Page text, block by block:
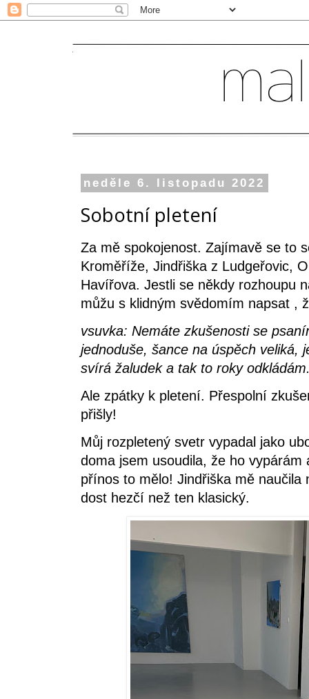
neděle 6. listopadu 2022
Sobotní pletení
Za mě spokojenost. Zajímavě se to
Kroměříže, Jindřiška z Ludgeřovic,
Havířova. Jestli se někdy rozhoupu
můžu s klidným svědomím napsat ,
vsuvka: Nemáte zkušenosti se
jednoduše, šance na úspěch veliká,
svírá žaludek a tak to roky
Ale zpátky k pletení. Přespolní
přišly!
Můj rozpletený svetr vypadal jako
doma jsem usoudila, že ho
přínos to mělo! Jindřiška mě
dost hezčí než ten klasický.